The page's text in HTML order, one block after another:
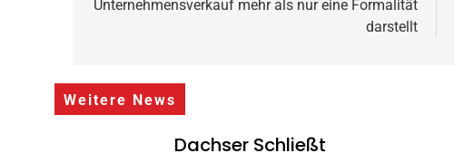
Unternehmensverkauf mehr als nur eine Formalität
darstellt
Weitere News
Dachser Schließt